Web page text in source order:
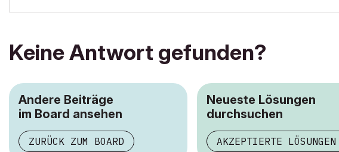
Keine Antwort gefunden?
Andere Beiträge
im Board ansehen
ZURÜCK ZUM BOARD
Neueste Lösungen
durchsuchen
AKZEPTIERTE